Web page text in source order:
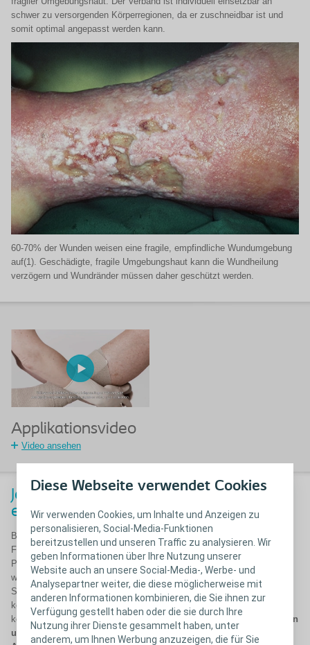
Diese Webseite verwendet Cookies
Wir verwenden Cookies, um Inhalte und Anzeigen zu
personalisieren, Social-Media-Funktionen
bereitzustellen und unseren Traffic zu analysieren. Wir
geben Informationen über Ihre Nutzung unserer
Website auch an unsere Social-Media-, Werbe- und
Analysepartner weiter, die diese möglicherweise mit
anderen Informationen kombinieren, die Sie ihnen zur
Verfügung gestellt haben oder die sie durch Ihre
Nutzung ihrer Dienste gesammelt haben, unter
anderem, um Ihnen Werbung anzuzeigen, die für Sie
schwer zu versorgenden Körperregionen, da er zuschneidbar ist und
somit optimal angepasst werden kann.
60-70% der Wunden weisen eine fragile, empfindliche Wundumgebung
auf(1). Geschädigte, fragile Umgebungshaut kann die Wundheilung
verzögern und Wundränder müssen daher geschützt werden.
Applikationsvideo
Video ansehen
Jetzt kostenfrei Muster anfordern! Sie
erhalten einen Rückruf.
Bitte beachten Sie, dass wir Produktmuster nur an medizinische
Fachpersonen versenden können. Daher müssen wir vor Versand von
Produktmustern immer die Besteller verifizieren. Aus diesem Grund
werden wir uns
telefonisch mit Ihnen in Verbindung
setzen. Wenn
Sie eine medizinische Fachperson sind, können Sie ganz einfach ein
kostenfreies Muster bestellen. Füllen Sie dieses Formular aus und wir
kontaktieren Sie, um die Bemusterung in die Wege zu leiten.
Wir bitten
um Verständnis, dass es ca. 1 Woche dauern kann bis Sie einen